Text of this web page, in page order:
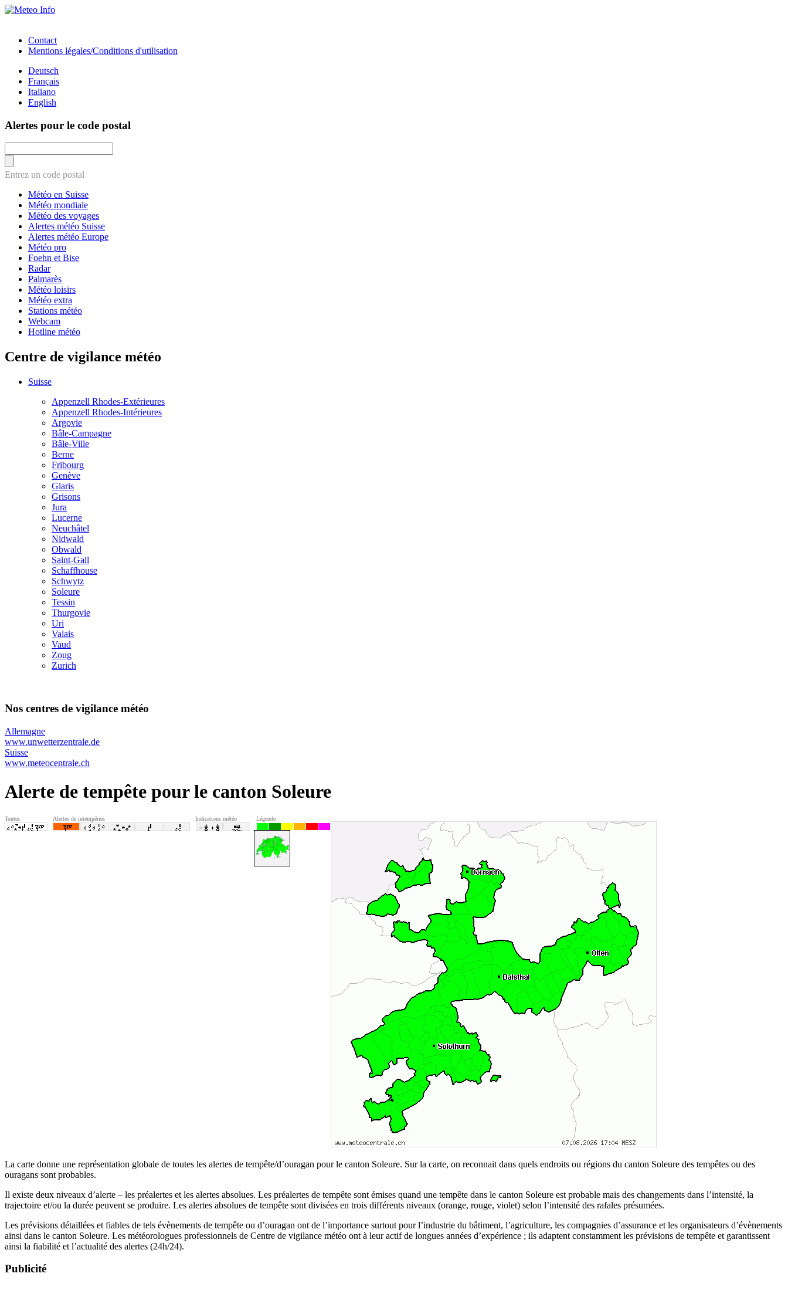
Contact
Mentions légales/Conditions d'utilisation
Deutsch
Français
Italiano
English
Alertes pour le code postal
Entrez un code postal
Météo en Suisse
Météo mondiale
Météo des voyages
Alertes météo Suisse
Alertes météo Europe
Météo pro
Foehn et Bise
Radar
Palmarès
Météo loisirs
Météo extra
Stations météo
Webcam
Hotline météo
Centre de vigilance météo
Suisse
Appenzell Rhodes-Extérieures
Appenzell Rhodes-Intérieures
Argovie
Bâle-Campagne
Bâle-Ville
Berne
Fribourg
Genève
Glaris
Grisons
Jura
Lucerne
Neuchâtel
Nidwald
Obwald
Saint-Gall
Schaffhouse
Schwytz
Soleure
Tessin
Thurgovie
Uri
Valais
Vaud
Zoug
Zurich
Nos centres de vigilance météo
Allemagne
www.unwetterzentrale.de
Suisse
www.meteocentrale.ch
Alerte de tempête pour le canton Soleure
Toutes Alertes de intempéries Indications météo Légende
La carte donne une représentation globale de toutes les alertes de tempête/d’ouragan pour le canton Soleure. Sur la carte, on reconnait dans quels endroits ou régions du canton Soleure des tempêtes ou des
ouragans sont probables.
Il existe deux niveaux d’alerte – les préalertes et les alertes absolues. Les préalertes de tempête sont émises quand une tempête dans le canton Soleure est probable mais des changements dans l’intensité, la
trajectoire et/ou la durée peuvent se produire. Les alertes absolues de tempête sont divisées en trois différents niveaux (orange, rouge, violet) selon l’intensité des rafales présumées.
Les prévisions détaillées et fiables de tels évènements de tempête ou d’ouragan ont de l’importance surtout pour l’industrie du bâtiment, l’agriculture, les compagnies d’assurance et les organisateurs d’évènements
ainsi dans le canton Soleure. Les météorologues professionnels de Centre de vigilance météo ont à leur actif de longues années d’expérience ; ils adaptent constamment les prévisions de tempête et garantissent
ainsi la fiabilité et l’actualité des alertes (24h/24).
Publicité